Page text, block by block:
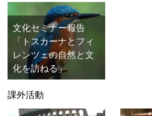
文化セミナー報告
「トスカーナとフィ
レンツェの自然と文
化を訪ねる」
課外活動